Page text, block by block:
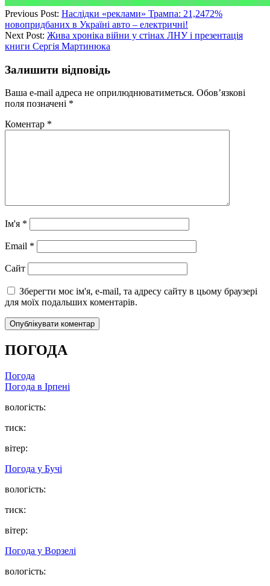
Previous Post: Наслідки «реклами» Трампа: 21,2472%
новопридбаних в Україні авто – електричні!
Next Post: Жива хроніка війни у стінах ЛНУ і презентація
книги Сергія Мартинюка
Залишити відповідь
Ваша e-mail адреса не оприлюднюватиметься. Обов’язкові
поля позначені *
Коментар *
Ім'я *
Email *
Сайт
Зберегти моє ім'я, e-mail, та адресу сайту в цьому браузері
для моїх подальших коментарів.
ПОГОДА
Погода
Погода в Ірпені
вологість:
тиск:
вітер:
Погода у Бучі
вологість:
тиск:
вітер:
Погода у Ворзелі
вологість: